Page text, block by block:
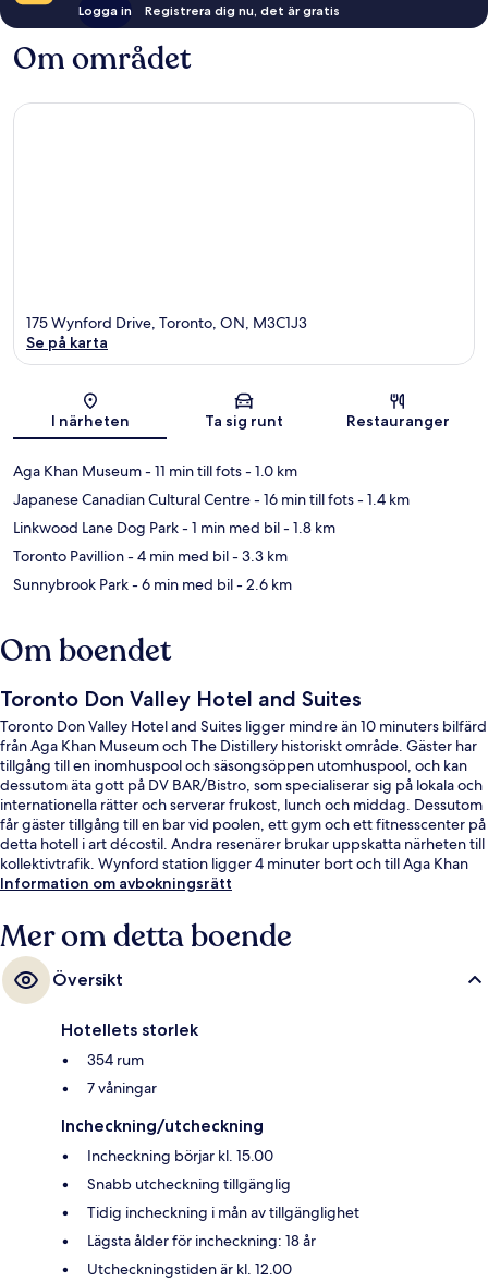
Logga in Registrera dig nu, det är gratis
Om området
Karta
175 Wynford Drive, Toronto, ON, M3C1J3
Se på karta
I närheten Ta sig runt Restauranger
Aga Khan Museum- 11 min till fots- 1.0 km
Japanese Canadian Cultural Centre- 16 min till fots- 1.4 km
Linkwood Lane Dog Park- 1 min med bil- 1.8 km
Toronto Pavillion- 4 min med bil- 3.3 km
Sunnybrook Park- 6 min med bil- 2.6 km
Om boendet
Toronto Don Valley Hotel and Suites
Toronto Don Valley Hotel and Suites ligger mindre än 10 minuters bilfärd
från Aga Khan Museum och The Distillery historiskt område. Gäster har
tillgång till en inomhuspool och säsongsöppen utomhuspool, och kan
dessutom äta gott på DV BAR/Bistro, som specialiserar sig på lokala och
internationella rätter och serverar frukost, lunch och middag. Dessutom
får gäster tillgång till en bar vid poolen, ett gym och ett fitnesscenter på
detta hotell i art décostil. Andra resenärer brukar uppskatta närheten till
kollektivtrafik. Wynford station ligger 4 minuter bort och till Aga Khan
Park & Museum station tar det inte mer än 8 minuter att gå.
Information om avbokningsrätt
Mer om detta boende
Översikt
Hotellets storlek
354 rum
7 våningar
Incheckning/utcheckning
Incheckning börjar kl. 15.00
Snabb utcheckning tillgänglig
Tidig incheckning i mån av tillgänglighet
Lägsta ålder för incheckning: 18 år
Utcheckningstiden är kl. 12.00